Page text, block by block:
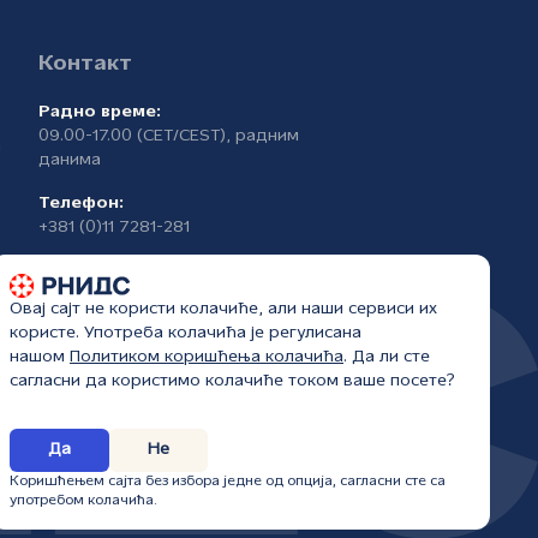
Контакт
Радно време:
09.00-17.00 (CET/CEST), радним
данима
Телефон:
+381 (0)11 7281-281
Овај сајт не користи колачиће, али наши сервиси их
користе. Употреба колачића је регулисана
нашом Политиком коришћења колачића. Да ли сте
сагласни да користимо колачиће током ваше посете?
Да Не
Коришћењем сајта без избора једне од опција, сагласни сте са
употребом колачића.